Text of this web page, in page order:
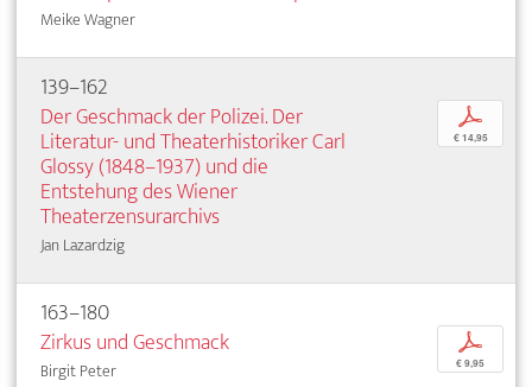
Meike Wagner
139–162
Der Geschmack der Polizei. Der
Literatur- und Theaterhistoriker Carl
Glossy (1848–1937) und die
Entstehung des Wiener
Theaterzensurarchivs
Jan Lazardzig
p
€ 14,95
163–180
Zirkus und Geschmack
Birgit Peter
p
€ 9,95